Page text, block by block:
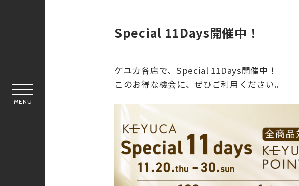
MENU
Special 11Days開催中！
ケユカ各店で、Special 11Days開催中！
このお得な機会に、ぜひご利用ください。